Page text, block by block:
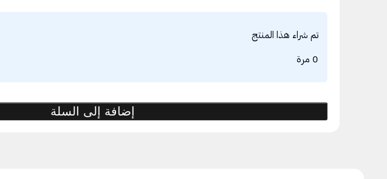
تم شراء هذا المنتج
0 مرة
إضافة إلى السلة